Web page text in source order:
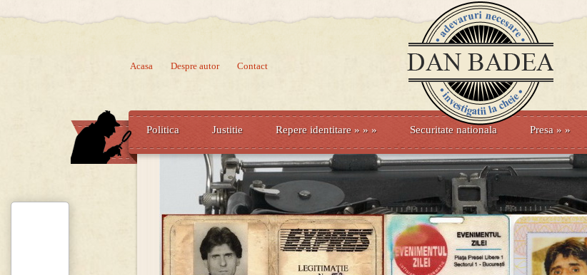
Acasa Despre autor Contact
Politica Justitie Repere identitare » » » Securitate nationala Presa » »